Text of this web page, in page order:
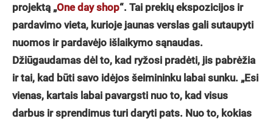
projektą „One day shop“. Tai prekių ekspozicijos ir
pardavimo vieta, kurioje jaunas verslas gali sutaupyti
nuomos ir pardavėjo išlaikymo sąnaudas.
Džiūgaudamas dėl to, kad ryžosi pradėti, jis pabrėžia
ir tai, kad būti savo idėjos šeimininku labai sunku. „Esi
vienas, kartais labai pavargsti nuo to, kad visus
darbus ir sprendimus turi daryti pats. Nuo to, kokias